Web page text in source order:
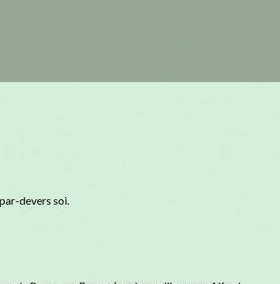
devers soi.